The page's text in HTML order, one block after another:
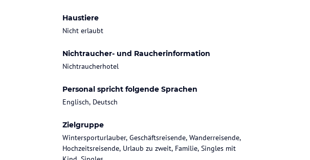
Haustiere
Nicht erlaubt
Nichtraucher- und Raucherinformation
Nichtraucherhotel
Personal spricht folgende Sprachen
Englisch, Deutsch
Zielgruppe
Wintersporturlauber, Geschäftsreisende, Wanderreisende,
Hochzeitsreisende, Urlaub zu zweit, Familie, Singles mit